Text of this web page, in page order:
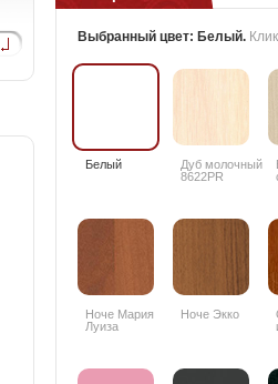
Выбранный цвет: Белый.
Белый
Дуб молочный
8622PR
Ноче Мария
Луиза
Ноче Экко